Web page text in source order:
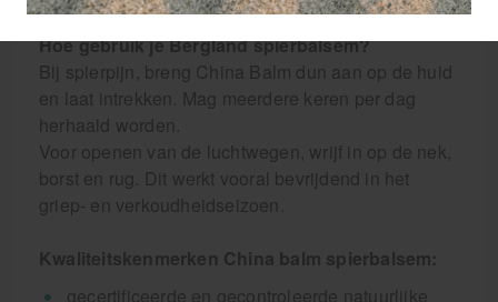
Hoe gebruik je Bergland spierbalsem?
Bij spierpijn, breng China Balm dun aan op de huid
en laat intrekken. Mag meerdere keren per dag
herhaald worden.
Voor openen van de luchtwegen, wrijf in op de nek,
borst en rug. Dit werkt vooral bevrijdend in het
griep- en verkoudheidseizoen.
Kwaliteitskenmerken China balm spierbalsem:
gecertificeerde en gecontroleerde natuurlijke